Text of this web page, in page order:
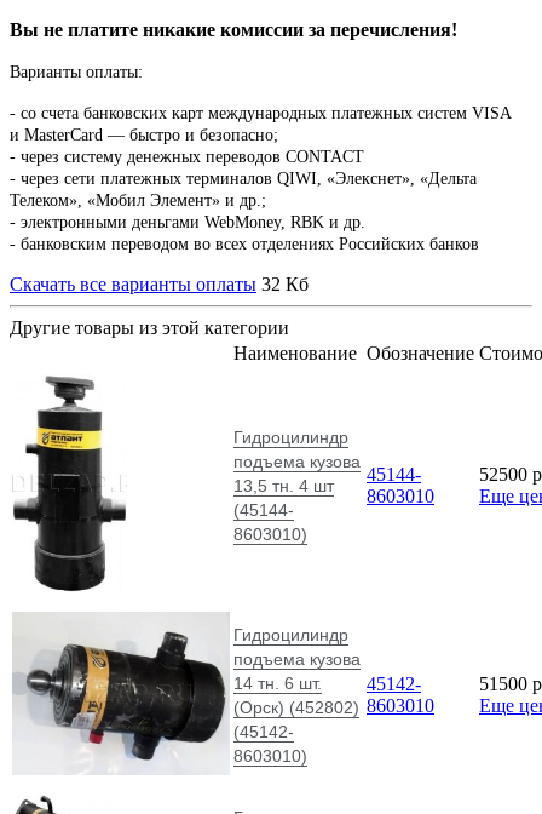
Вы не платите никакие комиссии за перечисления!
Варианты оплаты:
- со счета банковских карт международных платежных систем VISA
и MasterCard — быстро и безопасно;
- через систему денежных переводов CONTACT
- через сети платежных терминалов QIWI, «Элекснет», «Дельта
Телеком», «Мобил Элемент» и др.;
- электронными деньгами WebMoney, RBK и др.
- банковским переводом во всех отделениях Российских банков
Скачать все варианты оплаты 32 Кб
Другие товары из этой категории
Наименование Обозначение
Гидроцилиндр
подъема кузова
13,5 тн. 4 шт
(45144-
8603010)
45144-
8603010
52500 p
Еще
Гидроцилиндр
подъема кузова
14 тн. 6 шт.
(Орск) (452802)
(45142-
8603010)
45142-
8603010
51500 p
Еще